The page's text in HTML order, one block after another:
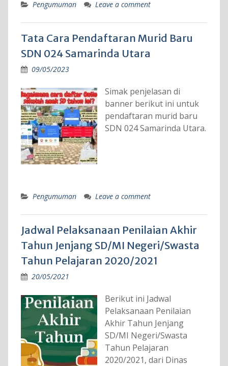
Pengumuman Leave a comment
Tata Cara Pendaftaran Murid Baru
SDN 024 Samarinda Utara
09/05/2023
Simak penjelasan di
banner berikut ini untuk
pendaftaran murid baru
SDN 024 Samarinda Utara.
Pengumuman Leave a comment
Jadwal Pelaksanaan Penilaian Akhir
Tahun Jenjang SD/MI Negeri/Swasta
Tahun Pelajaran 2020/2021
20/05/2021
Berikut ini Jadwal
Pelaksanaan Penilaian
Akhir Tahun Jenjang
SD/MI Negeri/Swasta
Tahun Pelajaran
2020/2021, dari Dinas